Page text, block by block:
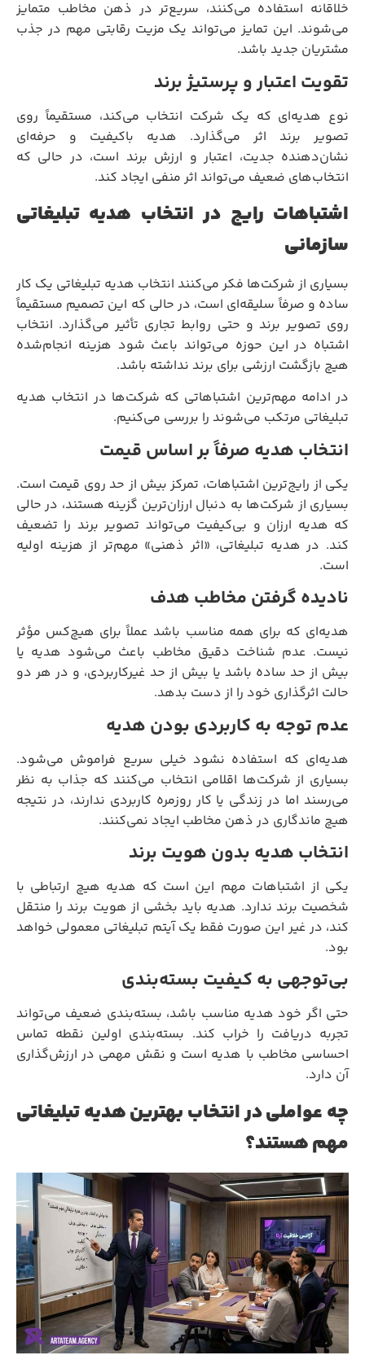
خلاقانه استفاده می‌کنند، سریع‌تر در ذهن مخاطب متمایز
می‌شوند. این تمایز می‌تواند یک مزیت رقابتی مهم در جذب
مشتریان جدید باشد.
تقویت اعتبار و پرستیژ برند
نوع هدیه‌ای که یک شرکت انتخاب می‌کند، مستقیماً روی
تصویر برند اثر می‌گذارد. هدیه باکیفیت و حرفه‌ای
نشان‌دهنده جدیت، اعتبار و ارزش برند است، در حالی که
انتخاب‌های ضعیف می‌تواند اثر منفی ایجاد کند.
اشتباهات رایج در انتخاب هدیه تبلیغاتی
سازمانی
بسیاری از شرکت‌ها فکر می‌کنند انتخاب هدیه تبلیغاتی یک کار
ساده و صرفاً سلیقه‌ای است، در حالی که این تصمیم مستقیماً
روی تصویر برند و حتی روابط تجاری تأثیر می‌گذارد. انتخاب
اشتباه در این حوزه می‌تواند باعث شود هزینه انجام‌شده
هیچ بازگشت ارزشی برای برند نداشته باشد.
در ادامه مهم‌ترین اشتباهاتی که شرکت‌ها در انتخاب هدیه
تبلیغاتی مرتکب می‌شوند را بررسی می‌کنیم.
انتخاب هدیه صرفاً بر اساس قیمت
یکی از رایج‌ترین اشتباهات، تمرکز بیش از حد روی قیمت است.
بسیاری از شرکت‌ها به دنبال ارزان‌ترین گزینه هستند، در حالی
که هدیه ارزان و بی‌کیفیت می‌تواند تصویر برند را تضعیف
کند. در هدیه تبلیغاتی، «اثر ذهنی» مهم‌تر از هزینه اولیه
است.
نادیده گرفتن مخاطب هدف
هدیه‌ای که برای همه مناسب باشد عملاً برای هیچ‌کس مؤثر
نیست. عدم شناخت دقیق مخاطب باعث می‌شود هدیه یا
بیش از حد ساده باشد یا بیش از حد غیرکاربردی، و در هر دو
حالت اثرگذاری خود را از دست بدهد.
عدم توجه به کاربردی بودن هدیه
هدیه‌ای که استفاده نشود خیلی سریع فراموش می‌شود.
بسیاری از شرکت‌ها اقلامی انتخاب می‌کنند که جذاب به نظر
می‌رسند اما در زندگی یا کار روزمره کاربردی ندارند، در نتیجه
هیچ ماندگاری در ذهن مخاطب ایجاد نمی‌کنند.
انتخاب هدیه بدون هویت برند
یکی از اشتباهات مهم این است که هدیه هیچ ارتباطی با
شخصیت برند ندارد. هدیه باید بخشی از هویت برند را منتقل
کند، در غیر این صورت فقط یک آیتم تبلیغاتی معمولی خواهد
بود.
بی‌توجهی به کیفیت بسته‌بندی
حتی اگر خود هدیه مناسب باشد، بسته‌بندی ضعیف می‌تواند
تجربه دریافت را خراب کند. بسته‌بندی اولین نقطه تماس
احساسی مخاطب با هدیه است و نقش مهمی در ارزش‌گذاری
آن دارد.
چه عواملی در انتخاب بهترین هدیه تبلیغاتی
مهم هستند؟